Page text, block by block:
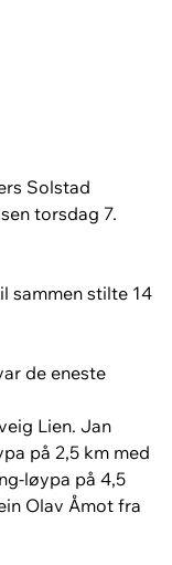
Solstad
torsdag 7.
sammen stilte 14
de eneste
Lien. Jan
på 2,5 km med
løypa på 4,5
Olav Åmot fra